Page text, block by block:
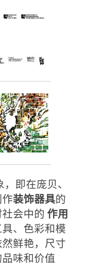
即在庞贝、
装饰器具的
会中的 作用
、色彩和模
鲜艳，尺寸
味和价值